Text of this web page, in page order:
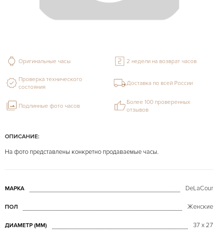
ОПИСАНИЕ:
На фото представлены конкретно продаваемые часы.
МАРКА DeLaCour
ПОЛ Женские
ДИАМЕТР (MM) 37 x 27
Оригинальные часы 2 недели на возврат часов
Проверка технического
состояния
Доставка по всей России
Подлинные фото часов
Более 100 проверенных
отзывов